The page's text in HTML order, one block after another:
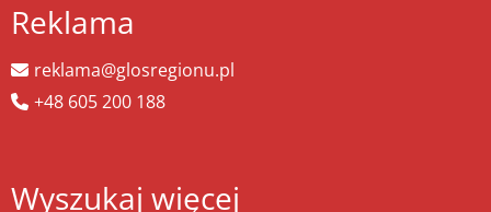
Reklama
reklama@glosregionu.pl
+48 605 200 188
Wyszukaj więcej